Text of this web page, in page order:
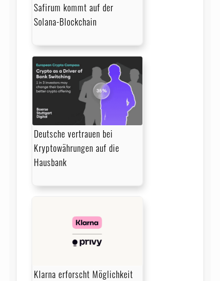
Safirum kommt auf der
Solana-Blockchain
Deutsche vertrauen bei
Kryptowährungen auf die
Hausbank
Klarna erforscht Möglichkeit